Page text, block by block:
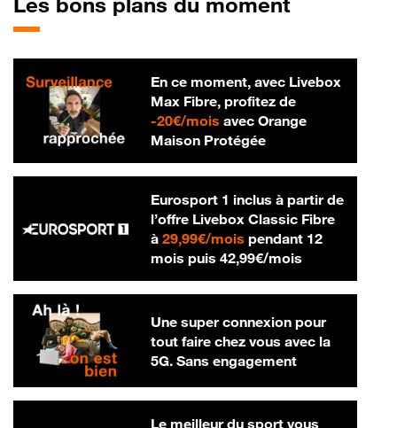
En ce moment, avec Livebox
Max Fibre, profitez de
-20€/mois20 € par mois
avec Orange
Maison Protégée
Eurosport 1 inclus à partir de
l’offre Livebox Classic Fibre
à 29,99€/mois29,99 € par mois
pendant 12
mois puis 42,99€/mois42,99 € par
Une super connexion pour
tout faire chez vous avec la
5G. Sans engagement
Le meilleur du sport vous